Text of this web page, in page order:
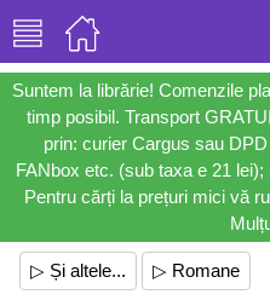
Suntem la librărie! Comenzile
timp posibil. Transport
prin: curier Cargus sau
FANbox etc. (sub taxa e 21
Pentru cărți la prețuri mici vă
▷ Și altele... ▷ Romane